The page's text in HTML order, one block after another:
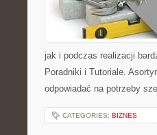
jak i podczas realizacji
Poradniki i Tutoriale.
odpowiadać na potrzeby
CATEGORIES: BIZNES